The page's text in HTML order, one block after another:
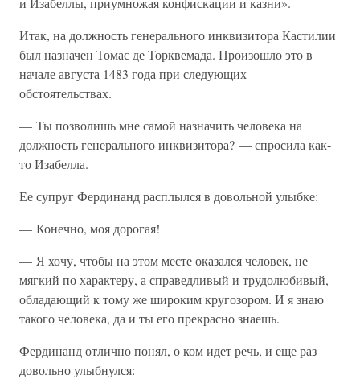
Итак, на должность генерального инквизитора Кастилии
был назначен Томас де Торквемада. Произошло это в
начале августа 1483 года при следующих
обстоятельствах.
— Ты позволишь мне самой назначить человека на
должность генерального инквизитора? — спросила как-
то Изабелла.
Ее супруг Фердинанд расплылся в довольной улыбке:
— Конечно, моя дорогая!
— Я хочу, чтобы на этом месте оказался человек, не
мягкий по характеру, а справедливый и трудолюбивый,
обладающий к тому же широким кругозором. И я знаю
такого человека, да и ты его прекрасно знаешь.
Фердинанд отлично понял, о ком идет речь, и еще раз
довольно улыбнулся: